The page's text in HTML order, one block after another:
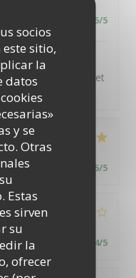
socios
sitio,
la
datos
y se
Otras
Estas
sirven
su
la
ofrecer
5/5
que
produits du chef et
5/5 Calidad / Precio 5/5
3/5 Calidad / Precio 4/5